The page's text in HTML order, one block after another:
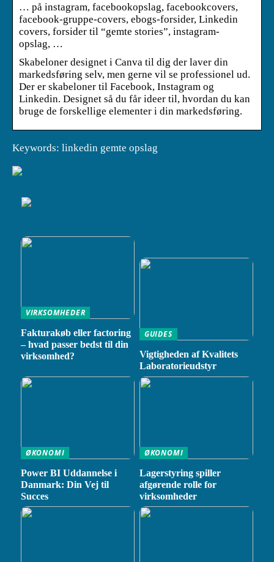
… på instagram, facebookopslag, facebookcovers,
facebook-gruppe-covers, ebogs-forsider, Linkedin
covers, forsider til “gemte stories”, instagram-
opslag, …
Skabeloner designet i Canva til dig der laver din
markedsføring selv, men gerne vil se professionel ud.
Der er skabeloner til Facebook, Instagram og
Linkedin. Designet så du får ideer til, hvordan du kan
bruge de forskellige elementer i din markedsføring.
Keywords: linkedin gemte opslag
VIRKSOMHEDER
Fakturakøb eller factoring
– hvad passer bedst til din
virksomhed?
GUIDES
Vigtigheden af Kvalitets
Laboratorieudstyr
ØKONOMI
Power BI Uddannelse i
Danmark: Din Vej til
Succes
ØKONOMI
Lagerstyring spiller
afgørende rolle for
virksomheder